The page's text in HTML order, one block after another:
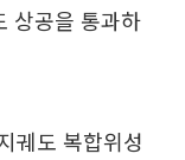
상공을 통과하
궤도 복합위성